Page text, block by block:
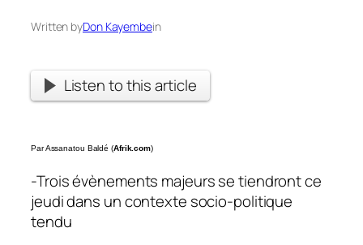
Written byDon Kayembein
Listen to this article
Par Assanatou Baldé (Afrik.com)
-Trois évènements majeurs se tiendront ce
jeudi dans un contexte socio-politique
tendu